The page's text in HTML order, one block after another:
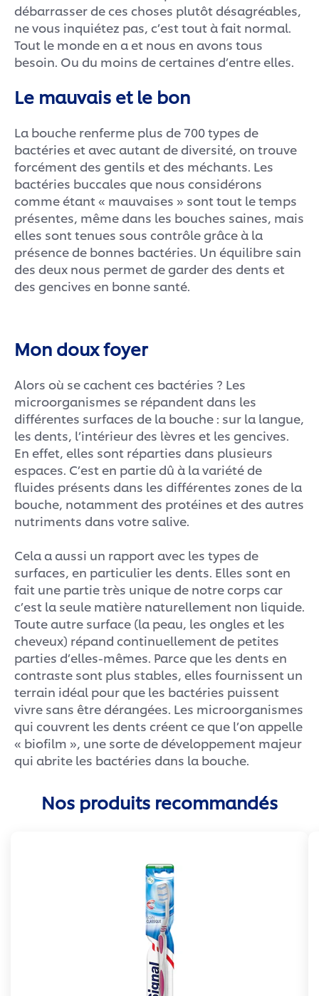
débarrasser de ces choses plutôt désagréables,
ne vous inquiétez pas, c’est tout à fait normal.
Tout le monde en a et nous en avons tous
besoin. Ou du moins de certaines d’entre elles.
Le mauvais et le bon
La bouche renferme plus de 700 types de
bactéries et avec autant de diversité, on trouve
forcément des gentils et des méchants. Les
bactéries buccales que nous considérons
comme étant « mauvaises » sont tout le temps
présentes, même dans les bouches saines, mais
elles sont tenues sous contrôle grâce à la
présence de bonnes bactéries. Un équilibre sain
des deux nous permet de garder des dents et
des gencives en bonne santé.
Mon doux foyer
Alors où se cachent ces bactéries ? Les
microorganismes se répandent dans les
différentes surfaces de la bouche : sur la langue,
les dents, l’intérieur des lèvres et les gencives.
En effet, elles sont réparties dans plusieurs
espaces. C’est en partie dû à la variété de
fluides présents dans les différentes zones de la
bouche, notamment des protéines et des autres
nutriments dans votre salive.
Cela a aussi un rapport avec les types de
surfaces, en particulier les dents. Elles sont en
fait une partie très unique de notre corps car
c’est la seule matière naturellement non liquide.
Toute autre surface (la peau, les ongles et les
cheveux) répand continuellement de petites
parties d’elles-mêmes. Parce que les dents en
contraste sont plus stables, elles fournissent un
terrain idéal pour que les bactéries puissent
vivre sans être dérangées. Les microorganismes
qui couvrent les dents créent ce que l’on appelle
« biofilm », une sorte de développement majeur
qui abrite les bactéries dans la bouche.
Nos produits recommandés